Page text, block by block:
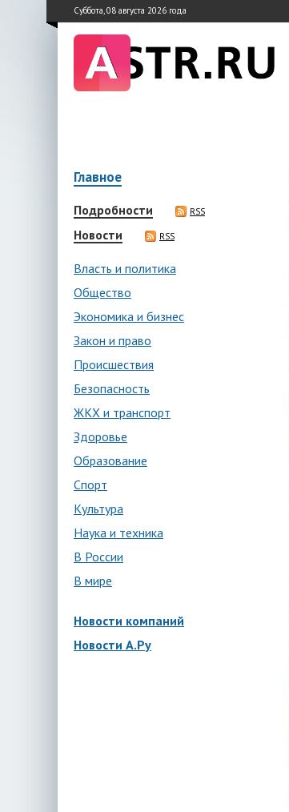
Суббота, 08 августа 2026 года
Главное
Подробности RSS
Новости RSS
Власть и политика
Общество
Экономика и бизнес
Закон и право
Происшествия
Безопасность
ЖКХ и транспорт
Здоровье
Образование
Спорт
Культура
Наука и техника
В России
В мире
Новости компаний
Новости А.Ру